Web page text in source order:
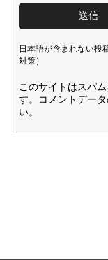
日本語が含まれない投
対策）
このサイトはスパ
す。
コメントデー
い。